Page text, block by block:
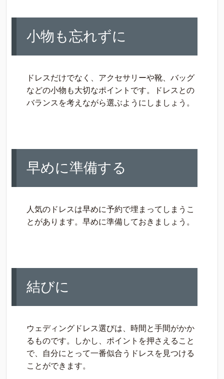
小物も忘れずに
ドレスだけでなく、アクセサリーや靴、バッグ
などの小物も大切なポイントです。ドレスとの
バランスを考えながら選ぶようにしましょう。
早めに準備する
人気のドレスは早めに予約で埋まってしまうこ
とがあります。早めに準備しておきましょう。
結びに
ウェディングドレス選びは、時間と手間がかか
るものです。しかし、ポイントを押さえること
で、自分にとって一番似合うドレスを見つける
ことができます。